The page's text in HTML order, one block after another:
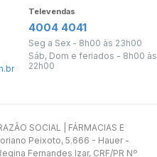
Televendas
4004 4041
Seg a Sex - 8h00 às 23h00
Sáb, Dom e feriados - 8h00 às
22h00
SOCIAL | FÁRMACIAS E
Peixoto, 5.666 - Hauer -
Fernandes Izar, CRF/PR Nº